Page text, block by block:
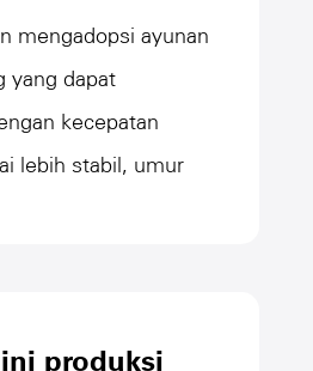
mengadopsi ayunan
yang dapat
kecepatan
lebih stabil, umur
produksi